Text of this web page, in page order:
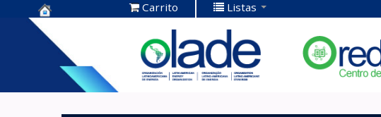
Centro de
Documentación
OLADE -
Carrito Listas